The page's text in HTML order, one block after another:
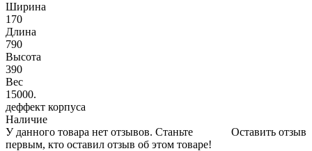
Ширина
170
Длина
790
Высота
390
Вес
15000.
деффект корпуса
Наличие
Оставить отзыв
У данного товара нет отзывов. Станьте
первым, кто оставил отзыв об этом товаре!